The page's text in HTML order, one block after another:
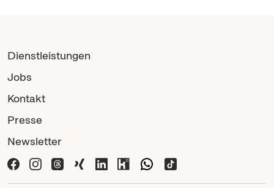
Dienstleistungen
Jobs
Kontakt
Presse
Newsletter